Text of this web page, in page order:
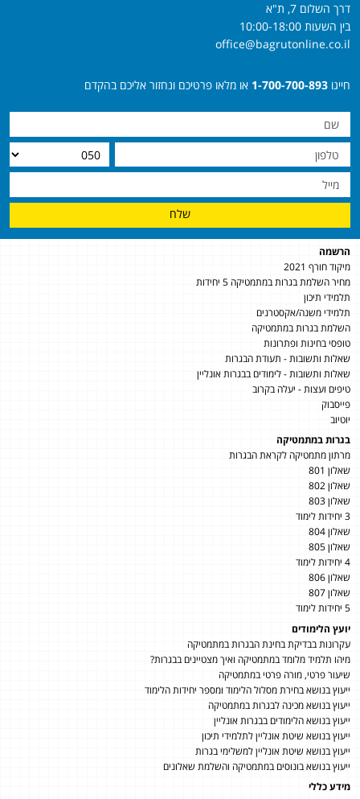
דרך השלום 7, ת"א
בין השעות 10:00-18:00
office@bagrutonline.co.il
חייגו 1-700-700-893 או מלאו פרטיכם ונחזור אליכם בהקדם
שלח
הרשמה
מיקוד חורף 2021
מחיר השלמת בגרות במתמטיקה 5 יחידות
תלמידי תיכון
תלמידי משנה/אקסטרנים
השלמת בגרות במתמטיקה
טופסי בחינות ופתרונות
שאלות ותשובות - תעודת הבגרות
שאלות ותשובות - לימודים בבגרות אונליין
טיפים ועצות - יעלה בקרוב
פייסבוק
יוטיוב
בגרות במתמטיקה
מרתון מתמטיקה לקראת הבגרות
שאלון 801
שאלון 802
שאלון 803
3 יחידות לימוד
שאלון 804
שאלון 805
4 יחידות לימוד
שאלון 806
שאלון 807
5 יחידות לימוד
יועץ הלימודים
עקרונות בבדיקת בחינת הבגרות במתמטיקה
מיהו תלמיד מלומד במתמטיקה ואיך מצטיינים בבגרות?
שיעור פרטי, מורה פרטי במתמטיקה
ייעוץ בנושא בחירת מסלול הלימוד ומספר יחידות הלימוד
ייעוץ בנושא מכינה לבגרות במתמטיקה
ייעוץ בנושא הלימודים בבגרות אונליין
ייעוץ בנושא שיטת אונליין לתלמידי תיכון
ייעוץ בנושא שיטת אונליין למשלימי בגרות
ייעוץ בנושא בונוסים במתמטיקה והשלמת שאלונים
מידע כללי